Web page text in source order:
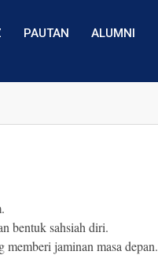
PAUTAN ALUMNI
bentuk sahsiah diri.
jaminan masa depan.